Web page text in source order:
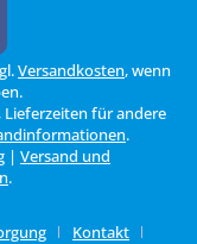
Versandkosten, wenn
für andere
.
| Versand und
.
Kontakt